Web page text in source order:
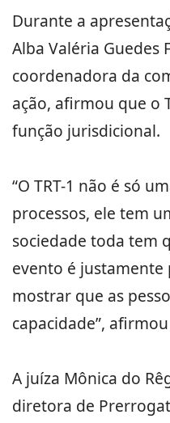
Durante a
Alba Valéria Guedes
coordenadora da
ação, afirmou que o
função jurisdicional.
“O TRT-1 não é só
processos, ele tem
sociedade toda tem
evento é justamente
mostrar que as
capacidade”,
A juíza Mônica do
diretora de